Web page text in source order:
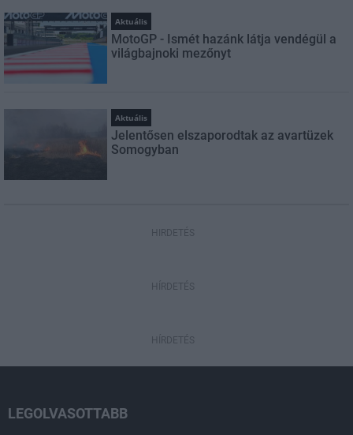
Aktuális
MotoGP - Ismét hazánk látja vendégül a
világbajnoki mezőnyt
Aktuális
Jelentősen elszaporodtak az avartüzek
Somogyban
HIRDETÉS
HÍRDETÉS
HÍRDETÉS
LEGOLVASOTTABB